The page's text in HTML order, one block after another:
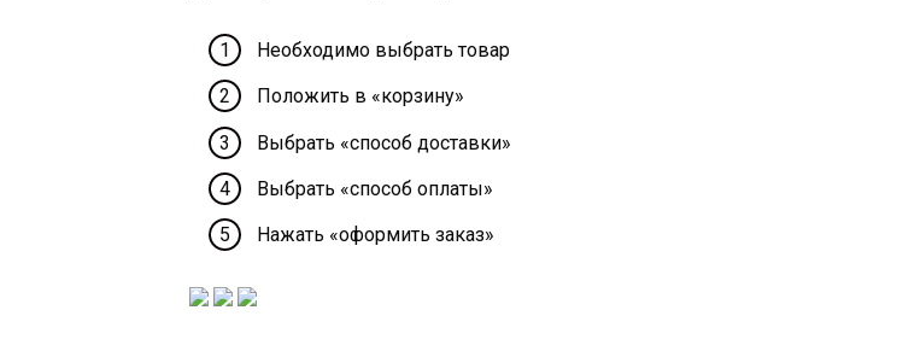
Необходимо выбрать товар
Положить в «корзину»
Выбрать «способ доставки»
Выбрать «способ оплаты»
Нажать «оформить заказ»